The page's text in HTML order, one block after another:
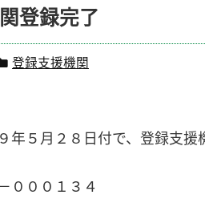
登録完了
登録支援機関
年５月２８日付で、登録支援
０００１３４